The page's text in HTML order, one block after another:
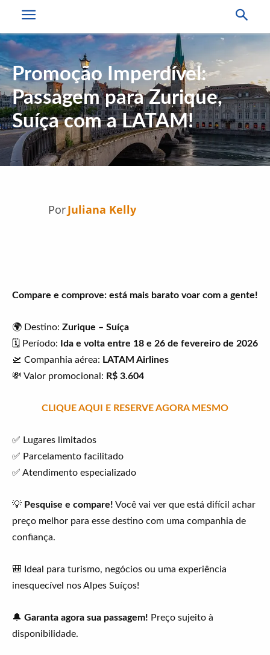
Promoção Imperdível:
Passagem para Zurique,
Suíça com a LATAM!
PorJuliana Kelly
Compare e comprove: está mais barato voar com a gente!
🌍 Destino: Zurique – Suíça
🗓️ Período:
Ida e volta entre 18 e 26 de fevereiro de 2026
🛫 Companhia aérea: LATAM Airlines
💸 Valor promocional: R$ 3.604
CLIQUE AQUI E RESERVE AGORA MESMO
✅ Lugares limitados
✅ Parcelamento facilitado
✅ Atendimento especializado
💡 Pesquise e compare! Você vai ver que está difícil achar
preço melhor para esse destino com uma companhia de
confiança.
🎒 Ideal para turismo, negócios ou uma experiência
inesquecível nos Alpes Suíços!
🔔 Garanta agora sua passagem! Preço sujeito à
disponibilidade.